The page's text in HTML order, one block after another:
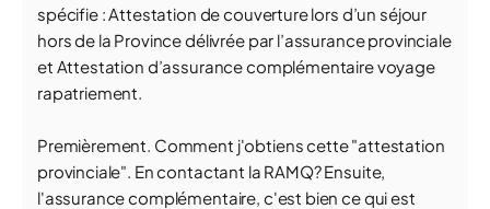
spécifie : Attestation de couverture lors d’un séjour
hors de la Province délivrée par l’assurance provinciale
et Attestation d’assurance complémentaire voyage
rapatriement.
Premièrement. Comment j'obtiens cette "attestation
provinciale". En contactant la RAMQ? Ensuite,
l'assurance complémentaire, c'est bien ce qui est